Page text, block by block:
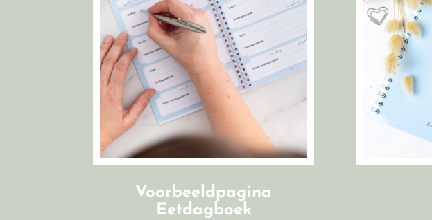
Voorbeeldpagina
Eetdagboek